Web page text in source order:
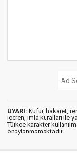
UYARI: Küfür, hakaret,
içeren, imla kuralları ile
Türkçe karakter
onaylanmamaktadır.